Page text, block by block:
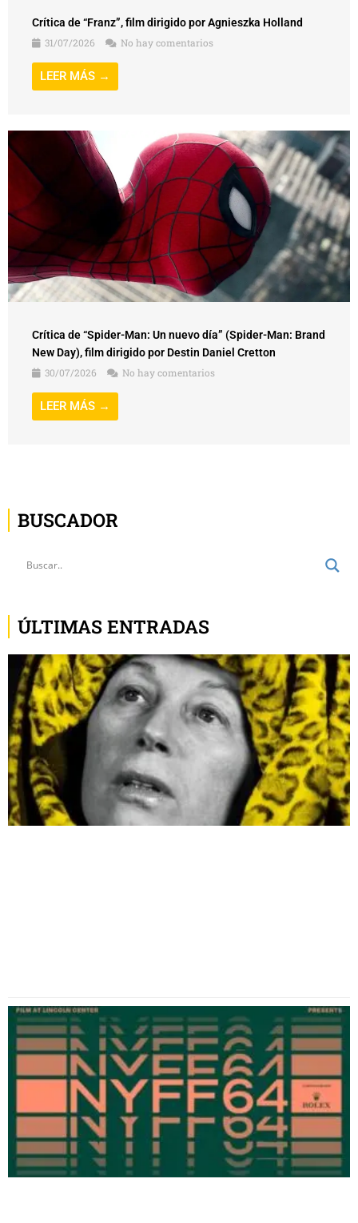
Crítica de “Franz”, film dirigido por Agnieszka Holland
31/07/2026
No hay comentarios
LEER MÁS →
Crítica de “Spider-Man: Un nuevo día” (Spider-Man: Brand
New Day), film dirigido por Destin Daniel Cretton
30/07/2026
No hay comentarios
LEER MÁS →
BUSCADOR
ÚLTIMAS ENTRADAS